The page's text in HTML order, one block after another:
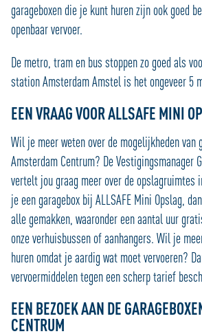
garageboxen die je kunt huren zijn ook goed
openbaar vervoer.
De metro, tram en bus stoppen zo goed als
station Amsterdam Amstel is het ongeveer 5
EEN VRAAG VOOR ALLSAFE MINI
Wil je meer weten over de mogelijkheden van
Amsterdam Centrum? De Vestigingsmanager
vertelt jou graag meer over de opslagruimtes
je een garagebox bij ALLSAFE Mini Opslag,
alle gemakken, waaronder een aantal uur
onze verhuisbussen of aanhangers. Wil je
huren omdat je aardig wat moet vervoeren?
vervoermiddelen tegen een scherp tarief
EEN BEZOEK AAN DE
CENTRUM